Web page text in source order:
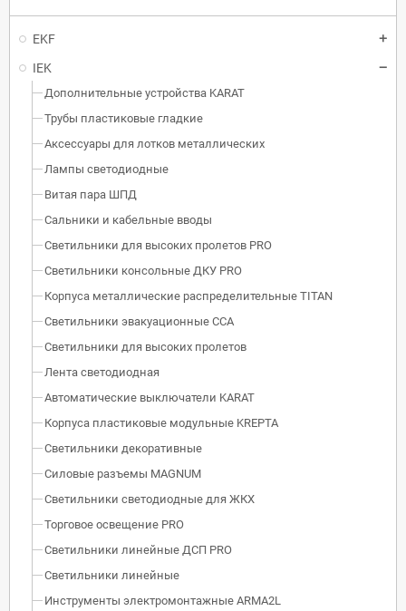
EKF
IEK
Дополнительные устройства KARAT
Трубы пластиковые гладкие
Аксессуары для лотков металлических
Лампы светодиодные
Витая пара ШПД
Сальники и кабельные вводы
Светильники для высоких пролетов PRO
Светильники консольные ДКУ PRO
Корпуса металлические распределительные TITAN
Светильники эвакуационные ССА
Светильники для высоких пролетов
Лента светодиодная
Автоматические выключатели KARAT
Корпуса пластиковые модульные KREPTA
Светильники декоративные
Силовые разъемы MAGNUM
Светильники светодиодные для ЖКХ
Торговое освещение PRO
Светильники линейные ДСП PRO
Светильники линейные
Инструменты электромонтажные ARMA2L